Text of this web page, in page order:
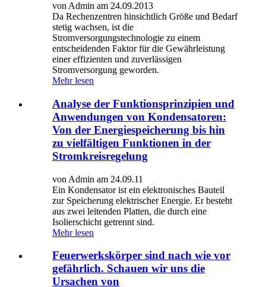
von Admin am 24.09.2013
Da Rechenzentren hinsichtlich Größe und Bedarf
stetig wachsen, ist die
Stromversorgungstechnologie zu einem
entscheidenden Faktor für die Gewährleistung
einer effizienten und zuverlässigen
Stromversorgung geworden.
Mehr lesen
Analyse der Funktionsprinzipien und
Anwendungen von Kondensatoren:
Von der Energiespeicherung bis hin
zu vielfältigen Funktionen in der
Stromkreisregelung
von Admin am 24.09.11
Ein Kondensator ist ein elektronisches Bauteil
zur Speicherung elektrischer Energie. Er besteht
aus zwei leitenden Platten, die durch eine
Isolierschicht getrennt sind.
Mehr lesen
Feuerwerkskörper sind nach wie vor
gefährlich. Schauen wir uns die
Ursachen von